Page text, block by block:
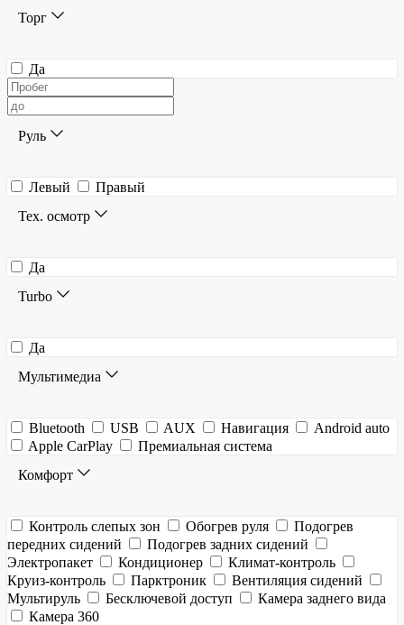
Торг
Да
Руль
Левый
Правый
Тех. осмотр
Да
Turbo
Да
Мультимедиа
Bluetooth USB AUX Навигация
Android auto
Apple CarPlay
Премиальная система
Комфорт
Контроль слепых зон Обогрев руля
Подогрев
передних сидений
Подогрев задних сидений
Электропакет
Кондиционер
Климат-контроль
Круиз-контроль
Парктроник
Вентиляция сидений
Мультируль
Бесключевой доступ
Камера заднего вида
Камера 360